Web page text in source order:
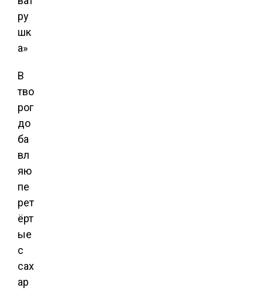
В
тво
рог
до
ба
вл
яю
пе
рет
ёрт
ые
с
сах
ар